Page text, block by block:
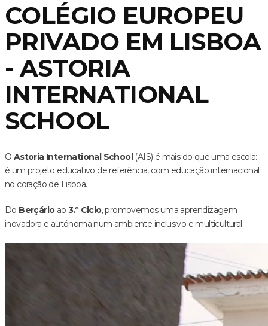
COLÉGIO EUROPEU
PRIVADO EM LISBOA
- ASTORIA
INTERNATIONAL
SCHOOL
O Astoria International School(AIS) é mais do que uma escola:
é um projeto educativo de referência, com educação internacional
no coração de Lisboa.
Do Berçárioao3.º Ciclo, promovemos uma aprendizagem
inovadora e autónoma num ambiente inclusivo e multicultural.